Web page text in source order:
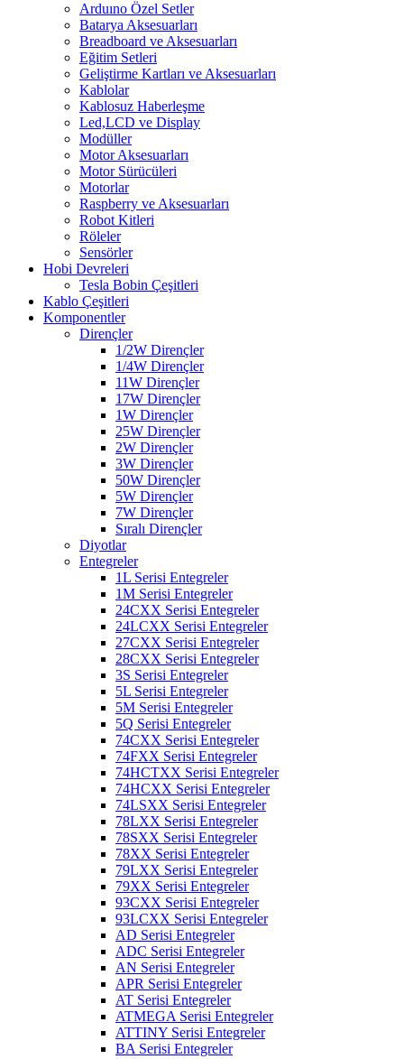
Arduıno Özel Setler
Batarya Aksesuarları
Breadboard ve Aksesuarları
Eğitim Setleri
Geliştirme Kartları ve Aksesuarları
Kablolar
Kablosuz Haberleşme
Led,LCD ve Display
Modüller
Motor Aksesuarları
Motor Sürücüleri
Motorlar
Raspberry ve Aksesuarları
Robot Kitleri
Röleler
Sensörler
Hobi Devreleri
Tesla Bobin Çeşitleri
Kablo Çeşitleri
Komponentler
Dirençler
1/2W Dirençler
1/4W Dirençler
11W Dirençler
17W Dirençler
1W Dirençler
25W Dirençler
2W Dirençler
3W Dirençler
50W Dirençler
5W Dirençler
7W Dirençler
Sıralı Dirençler
Diyotlar
Entegreler
1L Serisi Entegreler
1M Serisi Entegreler
24CXX Serisi Entegreler
24LCXX Serisi Entegreler
27CXX Serisi Entegreler
28CXX Serisi Entegreler
3S Serisi Entegreler
5L Serisi Entegreler
5M Serisi Entegreler
5Q Serisi Entegreler
74CXX Serisi Entegreler
74FXX Serisi Entegreler
74HCTXX Serisi Entegreler
74HCXX Serisi Entegreler
74LSXX Serisi Entegreler
78LXX Serisi Entegreler
78SXX Serisi Entegreler
78XX Serisi Entegreler
79LXX Serisi Entegreler
79XX Serisi Entegreler
93CXX Serisi Entegreler
93LCXX Serisi Entegreler
AD Serisi Entegreler
ADC Serisi Entegreler
AN Serisi Entegreler
APR Serisi Entegreler
AT Serisi Entegreler
ATMEGA Serisi Entegreler
ATTINY Serisi Entegreler
BA Serisi Entegreler